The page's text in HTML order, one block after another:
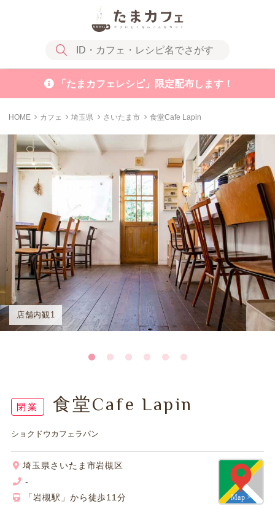
「たまカフェレシピ」限定配布します！
HOME カフェ 埼玉県 さいたま市 食堂Cafe Lapin
店舗内観1
食堂Cafe Lapin
ショクドウカフェラパン
埼玉県さいたま市岩槻区
-
「岩槻駅」から徒歩11分